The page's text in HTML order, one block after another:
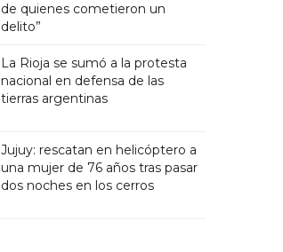
de quienes cometieron un
delito”
La Rioja se sumó a la protesta
nacional en defensa de las
tierras argentinas
Jujuy: rescatan en helicóptero a
una mujer de 76 años tras pasar
dos noches en los cerros